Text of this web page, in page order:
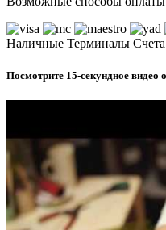
Наличные Терминалы
Посмотрите 15-секундное